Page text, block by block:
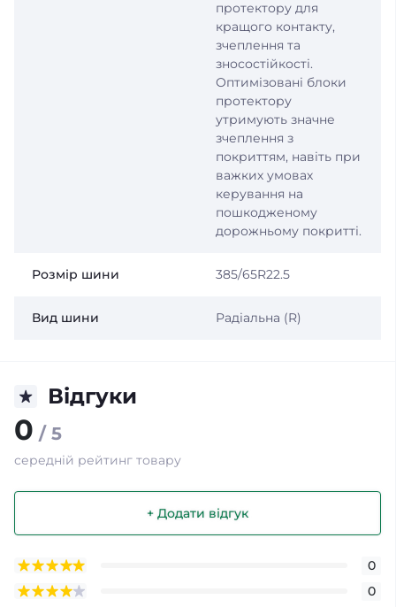
протектору для
кращого контакту,
зчеплення та
зносостійкості.
Оптимізовані блоки
протектору
утримують значне
зчеплення з
покриттям, навіть при
важких умовах
керування на
пошкодженому
дорожньому покритті.
Розмір шини 385/65R22.5
Вид шини Радіальна (R)
Відгуки
0 / 5
середній рейтинг товару
+ Додати відгук
0
0